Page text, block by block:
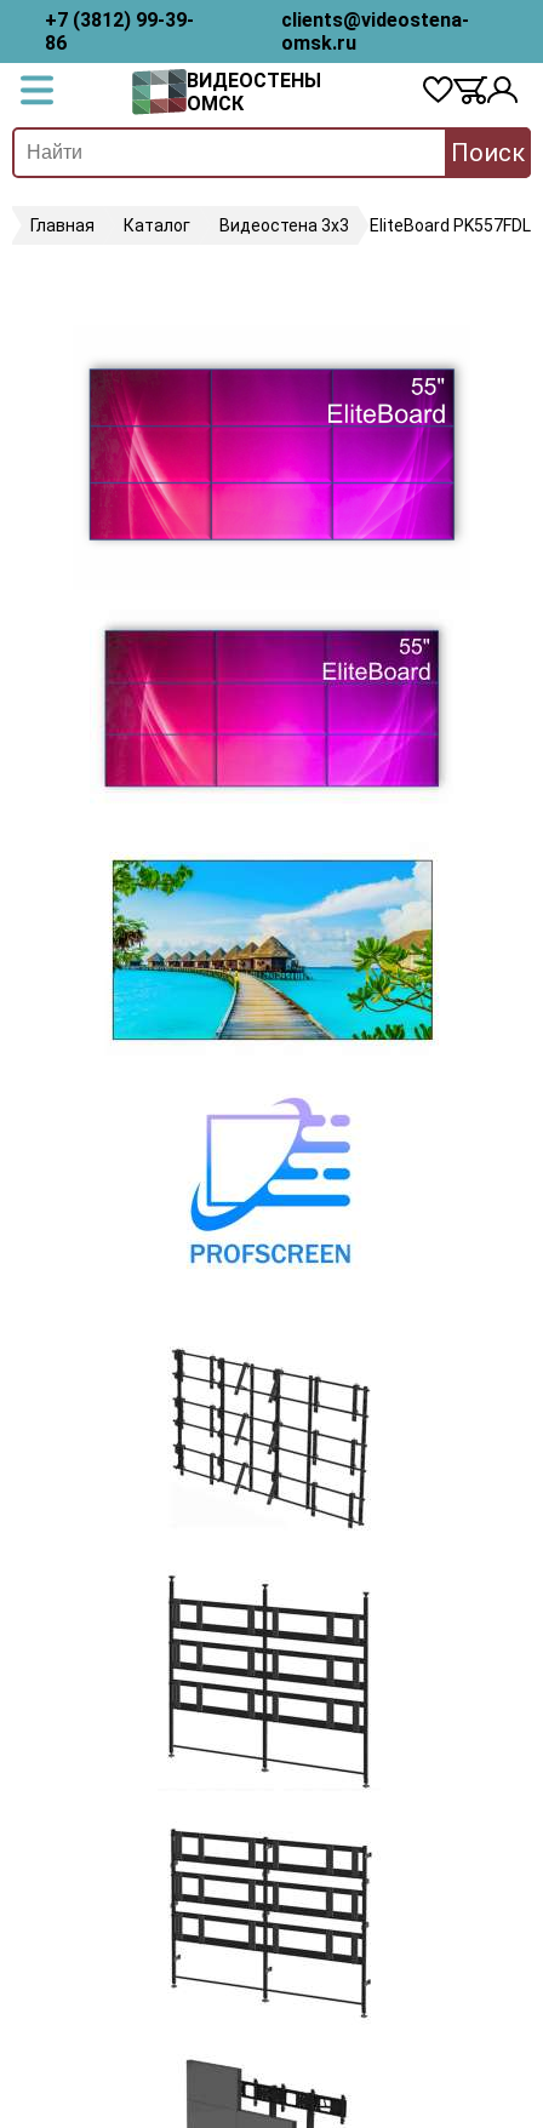
+7 (3812) 99-39-
86
clients@videostena-
omsk.ru
ВИДЕОСТЕНЫ
ОМСК
Поиск
Главная Каталог Видеостена 3х3 EliteBoard PK557FDLN